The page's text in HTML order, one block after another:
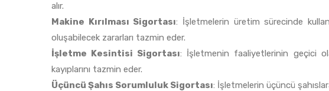
alır.
Makine Kırılması Sigortası: İşletmelerin üretim sürecinde
oluşabilecek zararları tazmin eder.
İşletme Kesintisi Sigortası: İşletmenin faaliyetlerinin geçici
kayıplarını tazmin eder.
Üçüncü Şahıs Sorumluluk Sigortası: İşletmelerin üçüncü